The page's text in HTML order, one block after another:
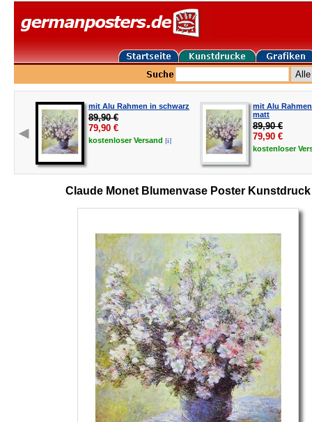
mit Alu Rahmen in schwarz
89,90 €
79,90 €
kostenloserVersand [i]
mit Alu
matt
89,90 €
79,90 €
kostenloser
Claude Monet Blumenvase Poster Kunstdruck